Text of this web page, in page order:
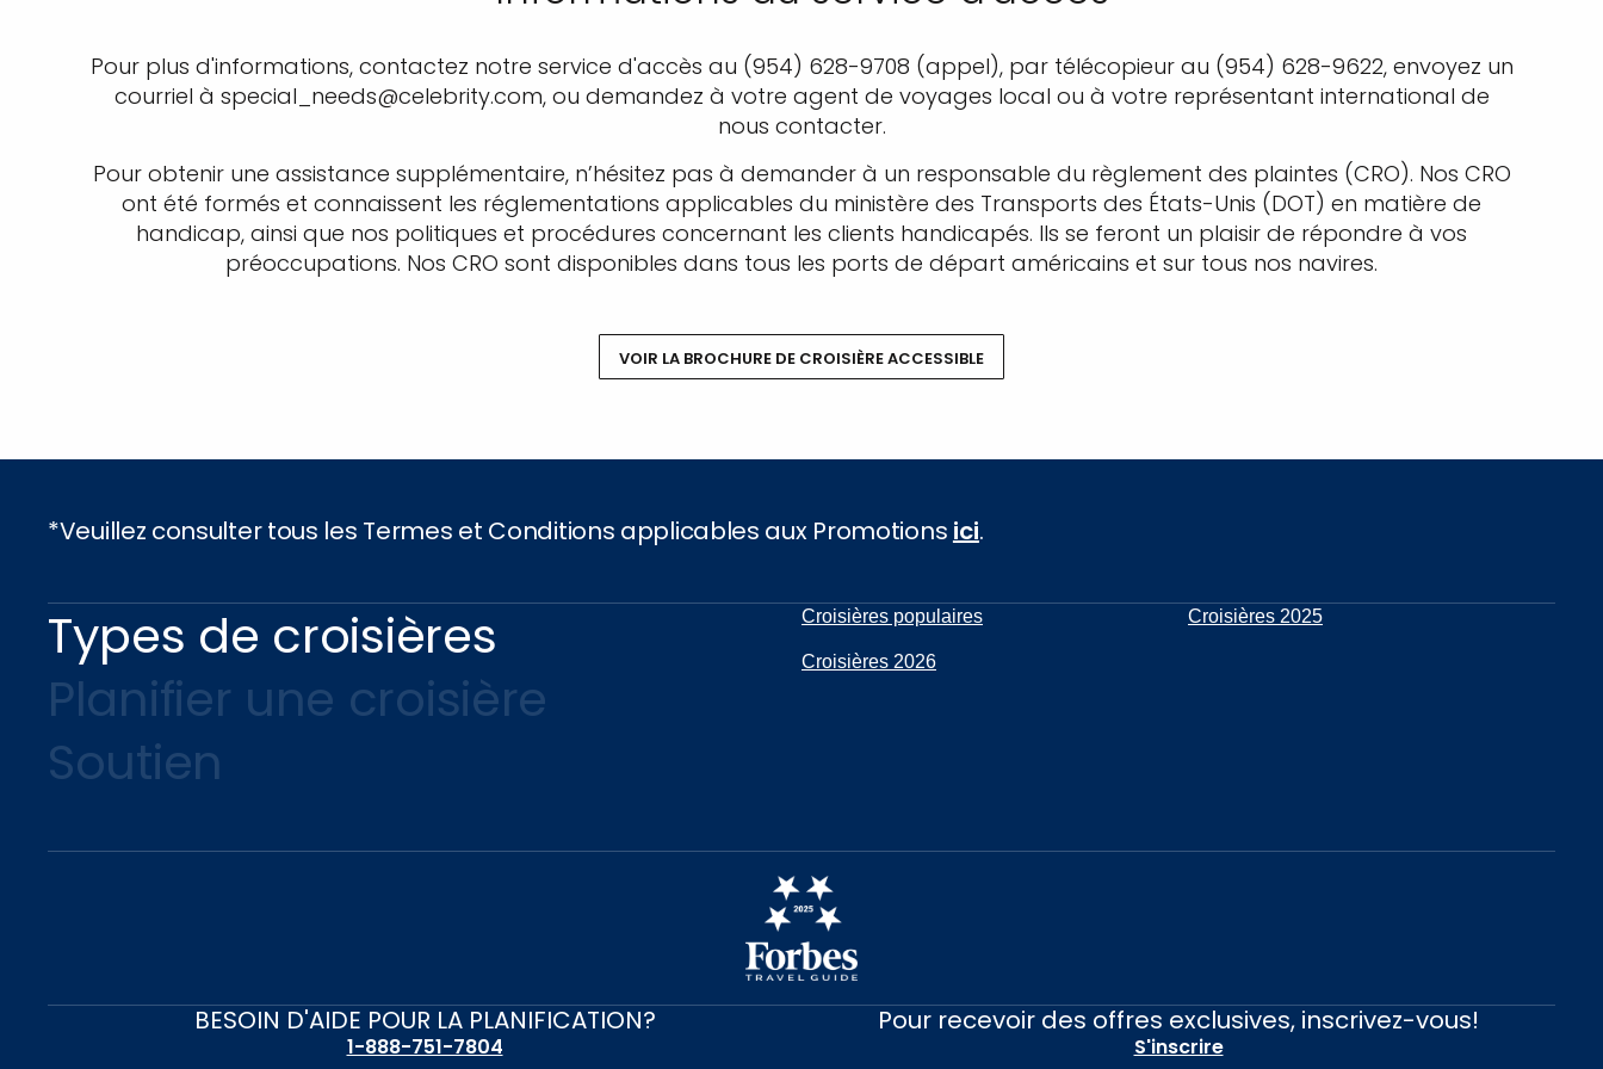
Pour plus d'informations, contactez notre service d'accès au (954) 628-9708 (appel), par télécopieur au (954) 628-9622, envoyez un
courriel à special_needs@celebrity.com, ou demandez à votre agent de voyages local ou à votre représentant international de
nous contacter.
Pour obtenir une assistance supplémentaire, n’hésitez pas à demander à un responsable du règlement des plaintes (CRO). Nos CRO
ont été formés et connaissent les réglementations applicables du ministère des Transports des États-Unis (DOT) en matière de
handicap, ainsi que nos politiques et procédures concernant les clients handicapés. Ils se feront un plaisir de répondre à vos
préoccupations. Nos CRO sont disponibles dans tous les ports de départ américains et sur tous nos navires.
VOIR LA BROCHURE DE CROISIÈRE ACCESSIBLE
*Veuillez consulter tous les Termes et Conditions applicables aux Promotions ici.
Types de croisières
Planifier une croisière
Soutien
Croisières populaires Croisières 2025
Croisières 2026
BESOIN D'AIDE POUR LA PLANIFICATION?
1-888-751-7804
Pour recevoir des offres exclusives, inscrivez-vous!
S'inscrire